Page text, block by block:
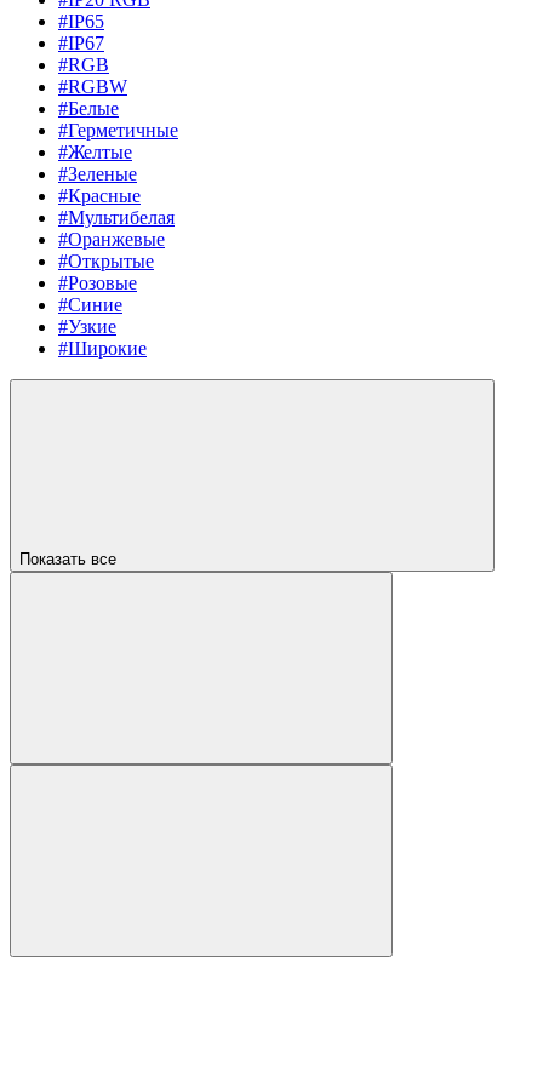
#IP65
#IP67
#RGB
#RGBW
#Белые
#Герметичные
#Желтые
#Зеленые
#Красные
#Мультибелая
#Оранжевые
#Открытые
#Розовые
#Синие
#Узкие
#Широкие
Показать все